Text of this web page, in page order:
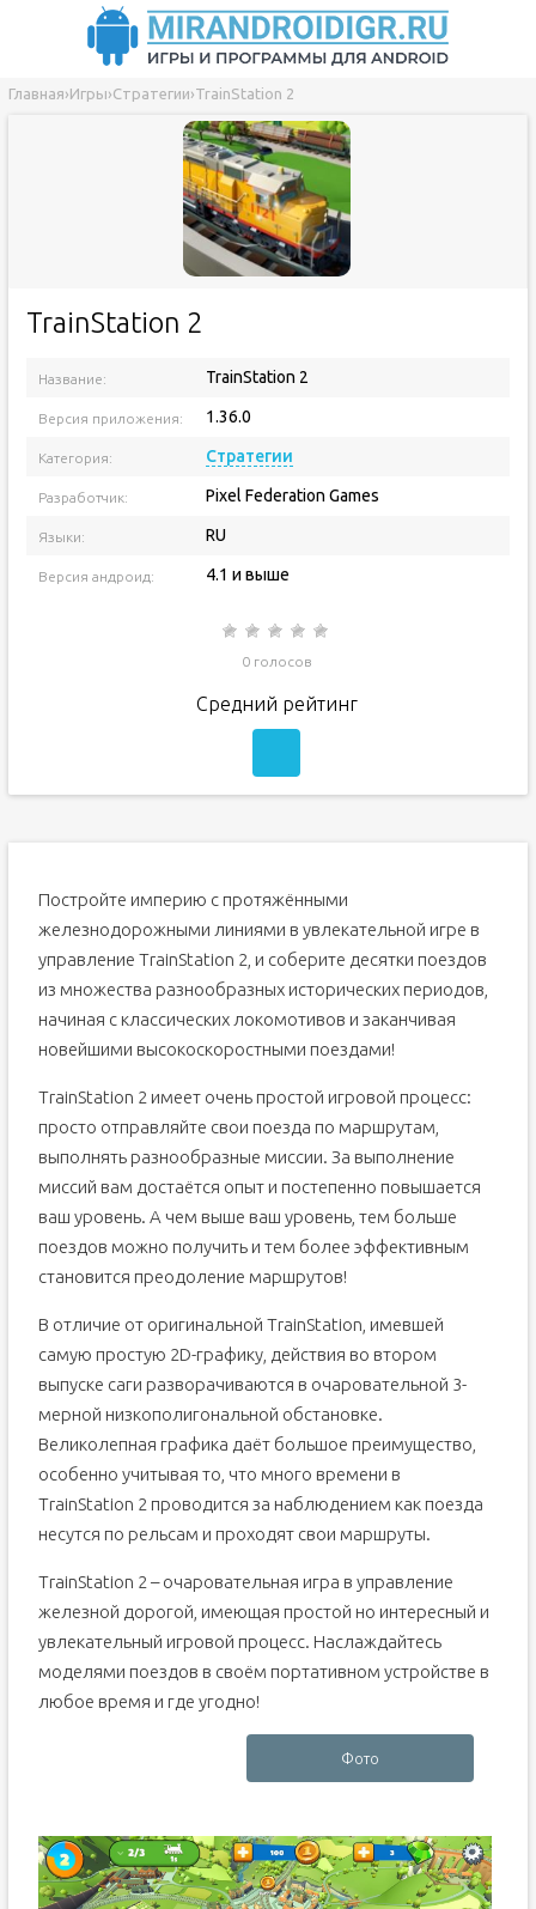
Главная›Игры›Стратегии›TrainStation 2
TrainStation 2
Название: TrainStation 2
Версия приложения: 1.36.0
Категория: Стратегии
Разработчик: Pixel Federation Games
Языки: RU
Версия андроид: 4.1 и выше
0 голосов
Средний рейтинг
Постройте империю с протяжёнными
железнодорожными линиями в увлекательной игре в
управление TrainStation 2, и соберите десятки поездов
из множества разнообразных исторических периодов,
начиная с классических локомотивов и заканчивая
новейшими высокоскоростными поездами!
TrainStation 2 имеет очень простой игровой процесс:
просто отправляйте свои поезда по маршрутам,
выполнять разнообразные миссии. За выполнение
миссий вам достаётся опыт и постепенно повышается
ваш уровень. А чем выше ваш уровень, тем больше
поездов можно получить и тем более эффективным
становится преодоление маршрутов!
В отличие от оригинальной TrainStation, имевшей
самую простую 2D-графику, действия во втором
выпуске саги разворачиваются в очаровательной 3-
мерной низкополигональной обстановке.
Великолепная графика даёт большое преимущество,
особенно учитывая то, что много времени в
TrainStation 2 проводится за наблюдением как поезда
несутся по рельсам и проходят свои маршруты.
TrainStation 2 – очаровательная игра в управление
железной дорогой, имеющая простой но интересный и
увлекательный игровой процесс. Наслаждайтесь
моделями поездов в своём портативном устройстве в
любое время и где угодно!
Фото